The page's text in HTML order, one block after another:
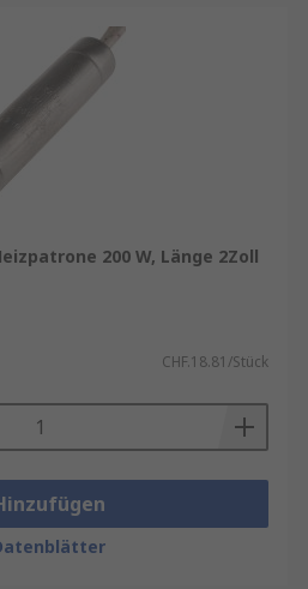
Kochplatten, Öfen)
industrielle Beheizung,
200 W, Länge 2Zoll
CHF.18.81/Stück